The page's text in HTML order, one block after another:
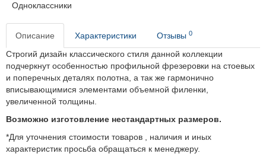
Одноклассники
Описание Характеристики Отзывы 0
Строгий дизайн классического стиля данной коллекции
подчеркнут особенностью профильной фрезеровки на стоевых
и поперечных деталях полотна, а так же гармонично
вписывающимися элементами объемной филенки,
увеличенной толщины.
Возможно изготовление нестандартных размеров.
*Для уточнения стоимости товаров , наличия и иных
характеристик просьба обращаться к менеджеру.